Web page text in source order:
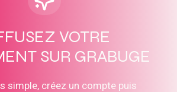
VOTRE
SUR GRABUGE
simple, créez un compte puis